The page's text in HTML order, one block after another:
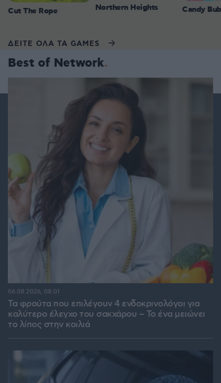
Cut The Rope Northern Heights Candy
ΔΕΙΤΕ ΟΛΑ ΤΑ GAMES
Best of Network
Τα φρούτα που επιλέγουν 4 ενδοκρινολόγοι για
καλύτερο έλεγχο του σακχάρου – Το ένα μειώνει
το λίπος στην κοιλιά
06.08.2026, 08:01